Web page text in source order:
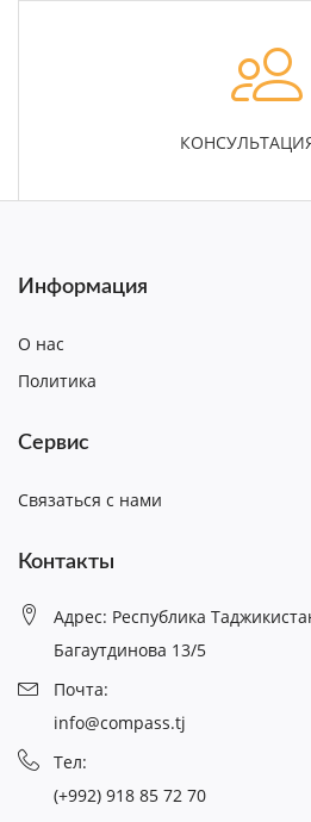
Информация
О нас
Политика
Сервис
Связаться с нами
Контакты
Адрес: Республика
Багаутдинова 13/5
Почта:
info@compass.tj
Тел:
(+992) 918 85 72 70